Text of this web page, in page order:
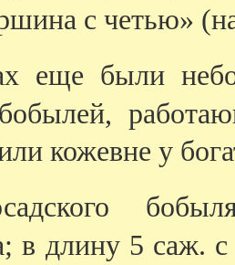
с четью»
еще были
кожевне у
в длину 5 саж.